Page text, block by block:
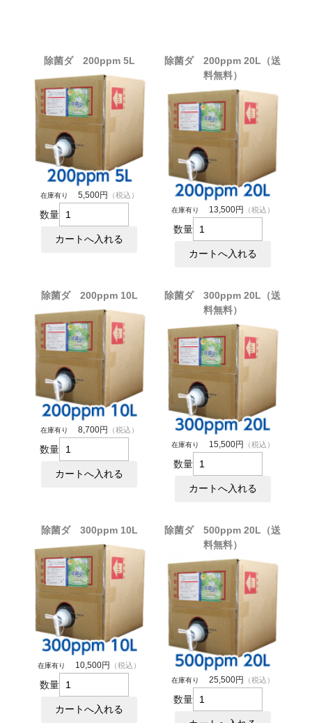
除菌ダ 200ppm 5L
在庫有り 5,500円 （税込）
数量
除菌ダ 200ppm 20L（送
料無料）
在庫有り 13,500円 （税込）
数量
除菌ダ 200ppm 10L
在庫有り 8,700円 （税込）
数量
除菌ダ 300ppm 20L（送
料無料）
在庫有り 15,500円 （税込）
数量
除菌ダ 300ppm 10L
在庫有り 10,500円 （税込）
数量
除菌ダ 500ppm 20L（送
料無料）
在庫有り 25,500円 （税込）
数量